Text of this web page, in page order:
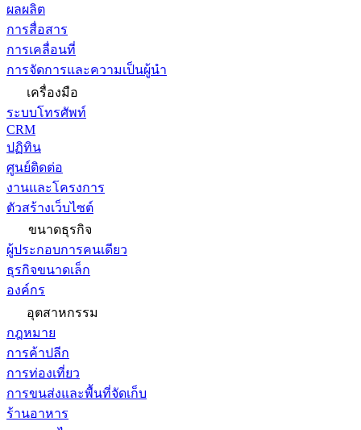
ผลผลิต
การสื่อสาร
การเคลื่อนที่
การจัดการและความเป็นผู้นำ
เครื่องมือ
ระบบโทรศัพท์
CRM
ปฏิทิน
ศูนย์ติดต่อ
งานและโครงการ
ตัวสร้างเว็บไซต์
ขนาดธุรกิจ
ผู้ประกอบการคนเดียว
ธุรกิจขนาดเล็ก
องค์กร
อุตสาหกรรม
กฎหมาย
การค้าปลีก
การท่องเที่ยว
การขนส่งและพื้นที่จัดเก็บ
ร้านอาหาร